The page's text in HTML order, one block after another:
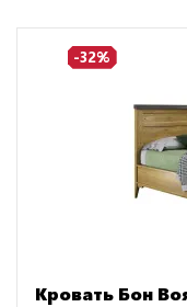
-32%
Кровать Бон